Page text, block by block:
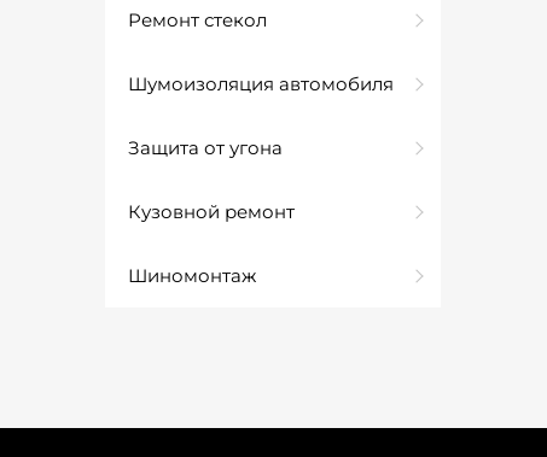
Ремонт стекол
Шумоизоляция автомобиля
Защита от угона
Кузовной ремонт
Шиномонтаж